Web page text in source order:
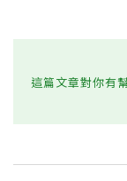
這篇文章對你有